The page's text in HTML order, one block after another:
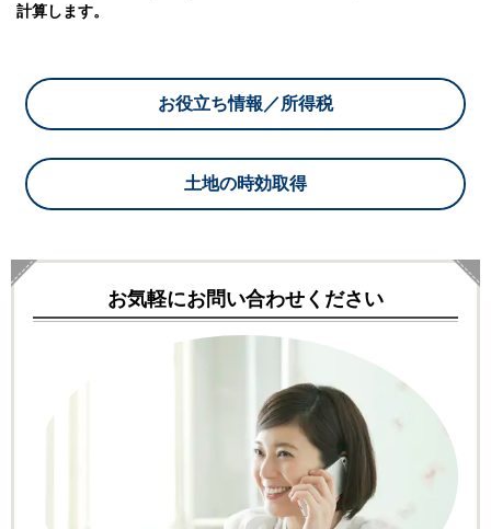
計算します。
お役立ち情報／所得税
土地の時効取得
お気軽にお問い合わせください